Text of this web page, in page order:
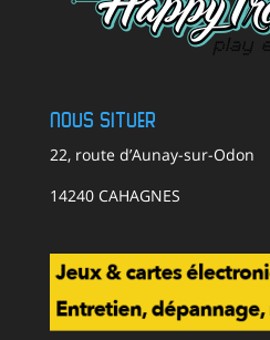
Nous situer
22, route d’Aunay-sur-Odon
14240 CAHAGNES